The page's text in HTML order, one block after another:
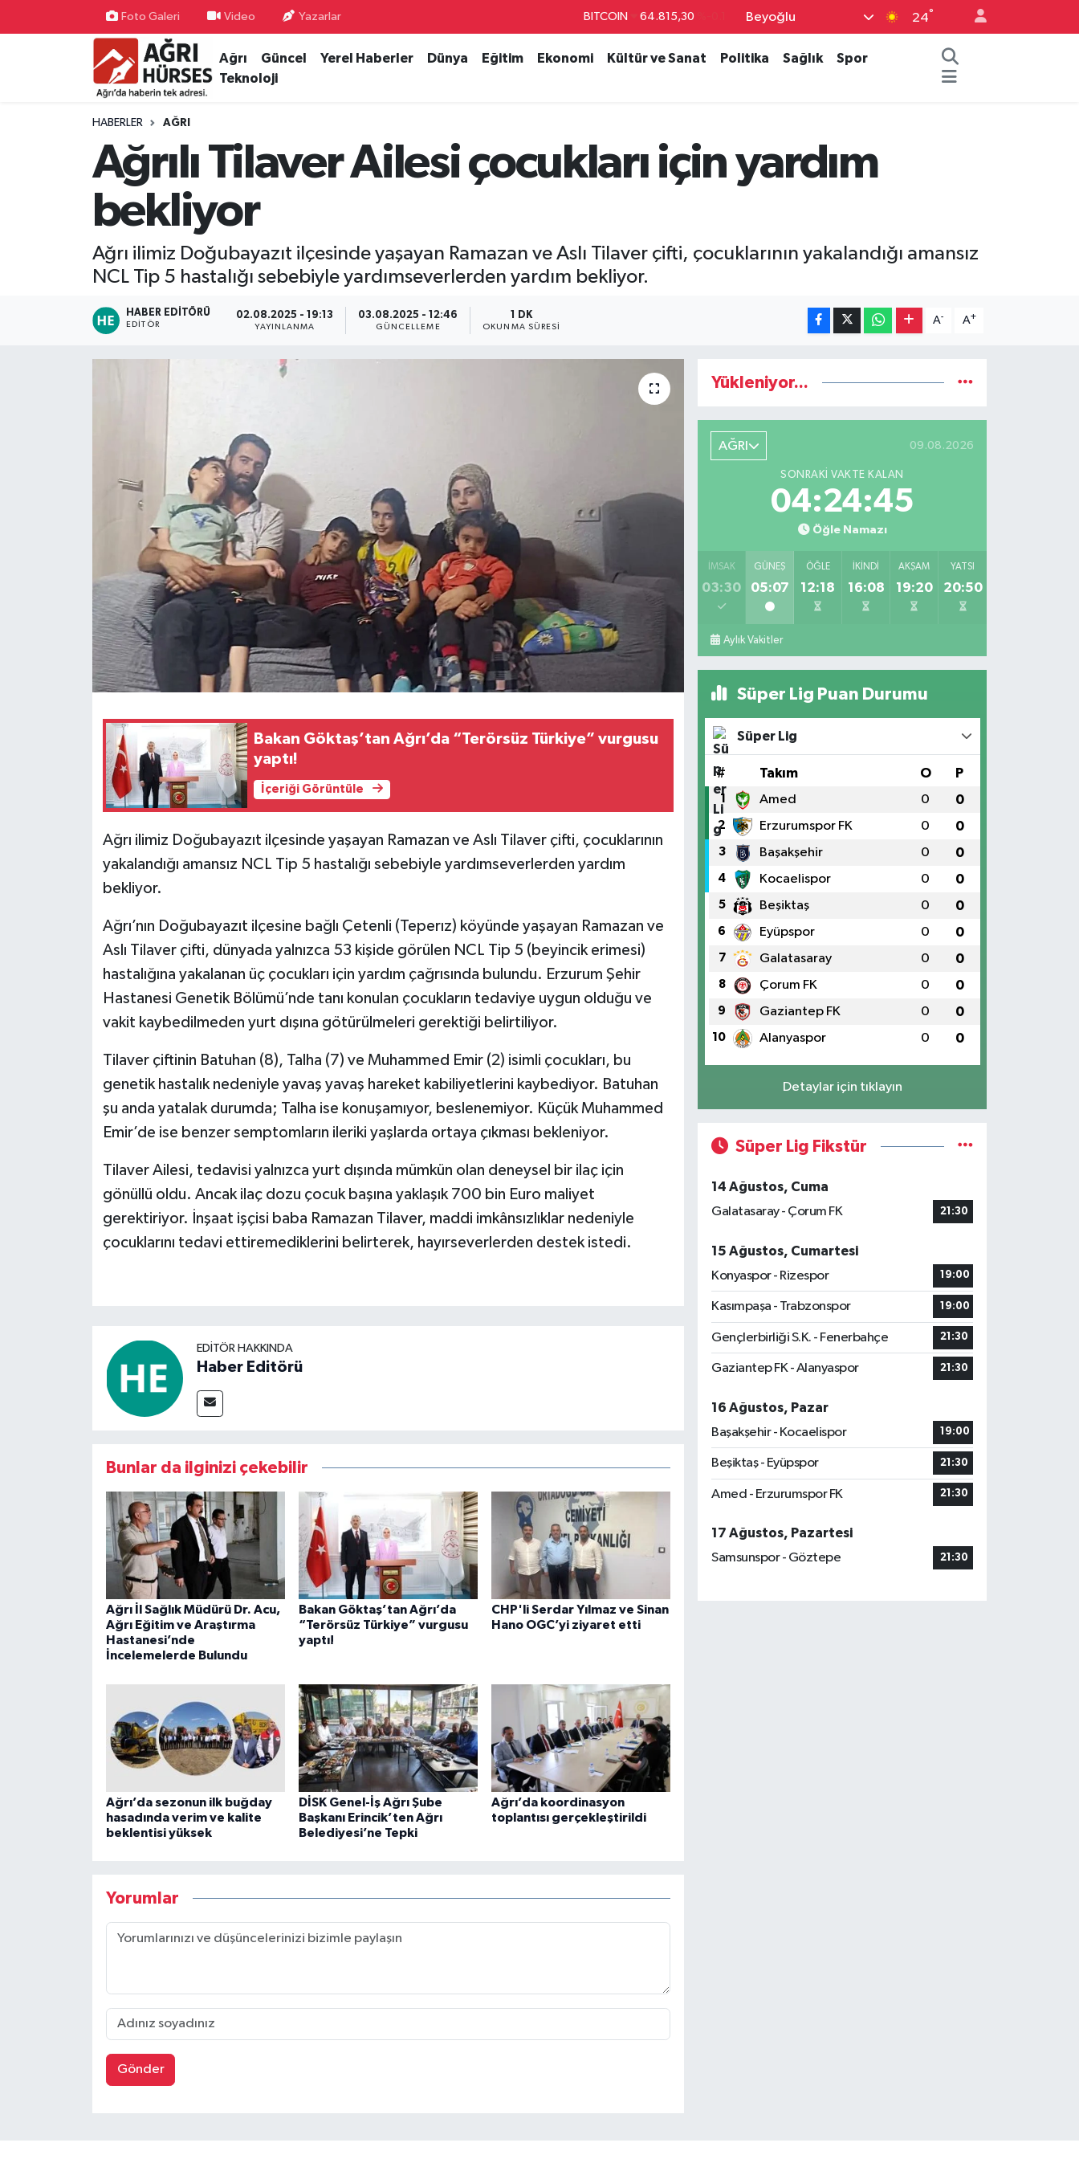
Foto Galeri Video Yazarlar BITCOIN 64.815,30
BİST100 13.779 %-14
Beyoğlu 24°
Ağrı Güncel Yerel Haberler Dünya Eğitim Ekonomi Kültür ve Sanat Politika Sağlık
Spor
Teknoloji
HABERLER AĞRI
Ağrılı Tilaver Ailesi çocukları için yardım
bekliyor
Ağrı ilimiz Doğubayazıt ilçesinde yaşayan Ramazan ve Aslı Tilaver çifti, çocuklarının yakalandığı amansız
NCL Tip 5 hastalığı sebebiyle yardımseverlerden yardım bekliyor.
HABER EDITÖRÜ
EDITÖR
02.08.2025 - 19:13
YAYINLANMA
03.08.2025 - 12:46
GÜNCELLEME
1 DK
OKUNMA SÜRESI
A- A+
Bakan Göktaş’tan Ağrı’da “Terörsüz Türkiye” vurgusu
yaptı!
İçeriği Görüntüle
Ağrı ilimiz Doğubayazıt ilçesinde yaşayan Ramazan ve Aslı Tilaver çifti, çocuklarının
yakalandığı amansız NCL Tip 5 hastalığı sebebiyle yardımseverlerden yardım
bekliyor.
Ağrı’nın Doğubayazıt ilçesine bağlı Çetenli (Teperız) köyünde yaşayan Ramazan ve
Aslı Tilaver çifti, dünyada yalnızca 53 kişide görülen NCL Tip 5 (beyincik erimesi)
hastalığına yakalanan üç çocukları için yardım çağrısında bulundu. Erzurum Şehir
Hastanesi Genetik Bölümü’nde tanı konulan çocukların tedaviye uygun olduğu ve
vakit kaybedilmeden yurt dışına götürülmeleri gerektiği belirtiliyor.
Tilaver çiftinin Batuhan (8), Talha (7) ve Muhammed Emir (2) isimli çocukları, bu
genetik hastalık nedeniyle yavaş yavaş hareket kabiliyetlerini kaybediyor. Batuhan
şu anda yatalak durumda; Talha ise konuşamıyor, beslenemiyor. Küçük Muhammed
Emir’de ise benzer semptomların ileriki yaşlarda ortaya çıkması bekleniyor.
Tilaver Ailesi, tedavisi yalnızca yurt dışında mümkün olan deneysel bir ilaç için
gönüllü oldu. Ancak ilaç dozu çocuk başına yaklaşık 700 bin Euro maliyet
gerektiriyor. İnşaat işçisi baba Ramazan Tilaver, maddi imkânsızlıklar nedeniyle
çocuklarını tedavi ettiremediklerini belirterek, hayırseverlerden destek istedi.
EDITÖR HAKKINDA
Haber Editörü
Bunlar da ilginizi çekebilir
Ağrı İl Sağlık Müdürü Dr. Acu,
Ağrı Eğitim ve Araştırma
Hastanesi’nde
İncelemelerde Bulundu
Bakan Göktaş’tan Ağrı’da
“Terörsüz Türkiye” vurgusu
yaptı!
CHP'li Serdar Yılmaz ve Sinan
Hano OGC’yi ziyaret etti
Ağrı’da sezonun ilk buğday
hasadında verim ve kalite
beklentisi yüksek
DİSK Genel-İş Ağrı Şube
Başkanı Erincik’ten Ağrı
Belediyesi’ne Tepki
Ağrı’da koordinasyon
toplantısı gerçekleştirildi
Yorumlar
Gönder
Yükleniyor...
AĞRI 09.08.2026
SONRAKI VAKTE KALAN
04:24:44
Öğle Namazı
İMSAK
03:30
GÜNEŞ
05:07
ÖĞLE
12:18
İKINDI
16:08
AKŞAM
19:20
YATSI
20:50
Aylık Vakitler
Süper Lig Puan Durumu
Süper Lig
# Takım O P
1 Amed 0 0
2 Erzurumspor FK 0 0
3 Başakşehir 0 0
4 Kocaelispor 0 0
5 Beşiktaş 0 0
6 Eyüpspor 0 0
7 Galatasaray 0 0
8 Çorum FK 0 0
9 Gaziantep FK 0 0
10 Alanyaspor 0 0
Detaylar için tıklayın
Süper Lig Fikstür
14 Ağustos, Cuma
Galatasaray - Çorum FK
21:30
15 Ağustos, Cumartesi
Konyaspor - Rizespor
19:00
Kasımpaşa - Trabzonspor 19:00
Gençlerbirliği S.K. - Fenerbahçe 21:30
Gaziantep FK - Alanyaspor 21:30
16 Ağustos, Pazar
Başakşehir - Kocaelispor
19:00
Beşiktaş - Eyüpspor 21:30
Amed - Erzurumspor FK 21:30
17 Ağustos, Pazartesi
Samsunspor - Göztepe
21:30
Hava Durumu
Trafik Durumu
Süper Lig Puan Durumu ve Fikstür
Tüm Manşetler
Son Dakika Haberleri
Haber Arşivi